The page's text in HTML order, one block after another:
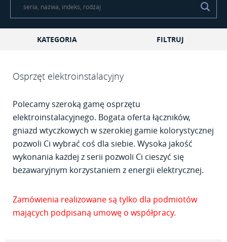
KATEGORIA FILTRUJ
Osprzęt elektroinstalacyjny
Polecamy szeroką gamę osprzętu
elektroinstalacyjnego. Bogata oferta łączników,
gniazd wtyczkowych w szerokiej gamie kolorystycznej
pozwoli Ci wybrać coś dla siebie. Wysoka jakość
wykonania każdej z serii pozwoli Ci cieszyć się
bezawaryjnym korzystaniem z energii elektrycznej.
Zamówienia realizowane są tylko dla podmiotów
mających podpisaną umowę o współpracy.